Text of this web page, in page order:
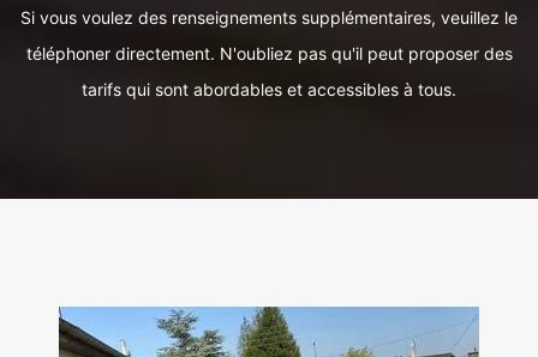
Si vous voulez des renseignements supplémentaires, veuillez le
téléphoner directement. N'oubliez pas qu'il peut proposer des
tarifs qui sont abordables et accessibles à tous.